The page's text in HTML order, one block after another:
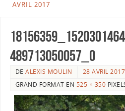
AVRIL 2017
489713050057_o
DEALEXIS MOULIN
28 AVRIL 2017
GRAND FORMAT EN 525 × 350